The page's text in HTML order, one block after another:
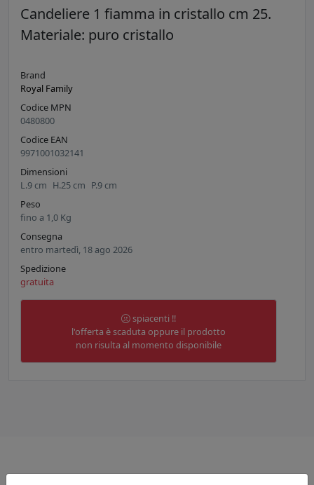
Candeliere 1 fiamma in cristallo cm 25.
Materiale: puro cristallo
Brand
Royal Family
Codice MPN
0480800
Codice EAN
9971001032141
Dimensioni
L.9 cm H.25 cm P.9 cm
Peso
fino a 1,0 Kg
Consegna
entro martedì, 18 ago 2026
Spedizione
gratuita
spiacenti !!
l'offerta è scaduta oppure il prodotto
non risulta al momento disponibile